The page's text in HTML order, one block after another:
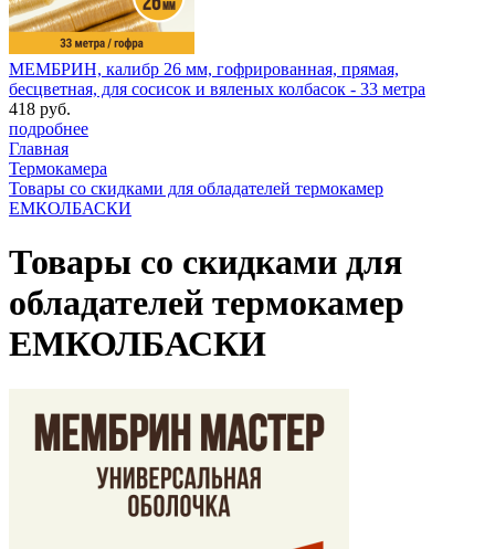
МЕМБРИН, калибр 26 мм, гофрированная, прямая,
бесцветная, для сосисок и вяленых колбасок - 33 метра
418 руб.
подробнее
Главная
Термокамера
Товары со скидками для обладателей термокамер
ЕМКОЛБАСКИ
Товары со скидками для
обладателей термокамер
ЕМКОЛБАСКИ